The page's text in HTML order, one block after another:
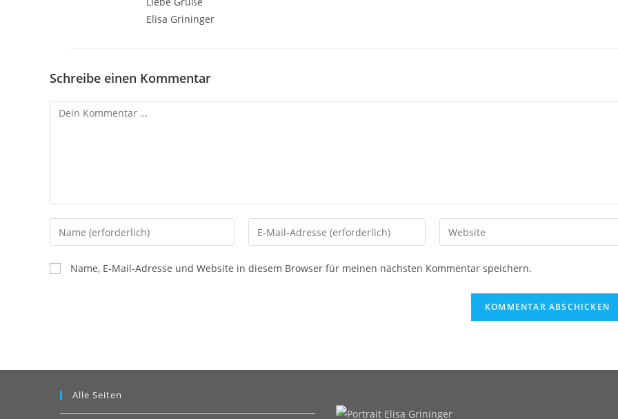
Elisa Grininger
Schreibe einen Kommentar
Kommentar
Gib
deinen
Namen
oder
Gib
deine
Gib
deine
Name, E-Mail-Adresse und Website in diesem Browser für meinen nächsten Kommentar speichern.
Alle Seiten